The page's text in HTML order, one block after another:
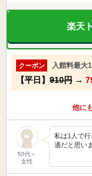
楽天
クーポン 入館料最大
【平日】 910円 →
他に
50代～
女性
私は1人で
適だと思い